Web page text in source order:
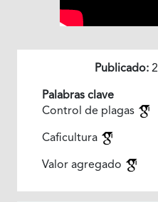
Publicado:
Palabras clave
Control de plagas
Caficultura
Valor agregado